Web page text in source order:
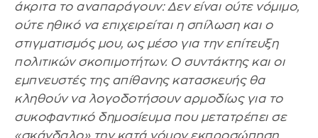
άκριτα το αναπαράγουν: Δεν είναι ούτε νόμιμο,
ούτε ηθικό να επιχειρείται η σπίλωση και ο
στιγματισμός μου, ως μέσο για την επίτευξη
πολιτικών σκοπιμοτήτων. Ο συντάκτης και οι
εμπνευστές της απίθανης κατασκευής θα
κληθούν να λογοδοτήσουν αρμοδίως για το
συκοφαντικό δημοσίευμα που μετατρέπει σε
«σκάνδαλο» την κατά νόμον εκπροσώπηση